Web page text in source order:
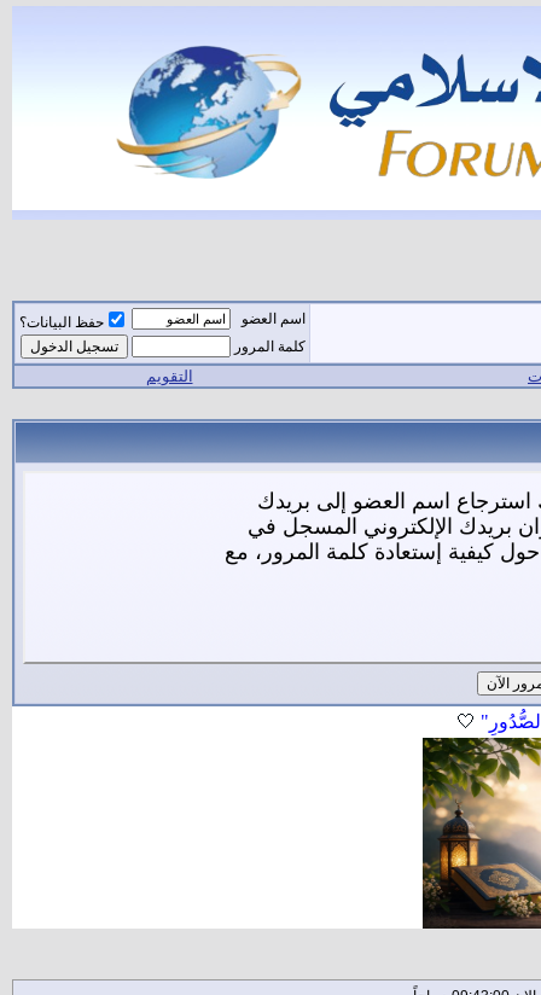
اسم العضو
حفظ البيانات؟
كلمة المرور
التقويم
اسم العضو إلى بريدك
بريدك الإلكتروني المسجل في
كيفية إستعادة كلمة المرور، مع
🤍